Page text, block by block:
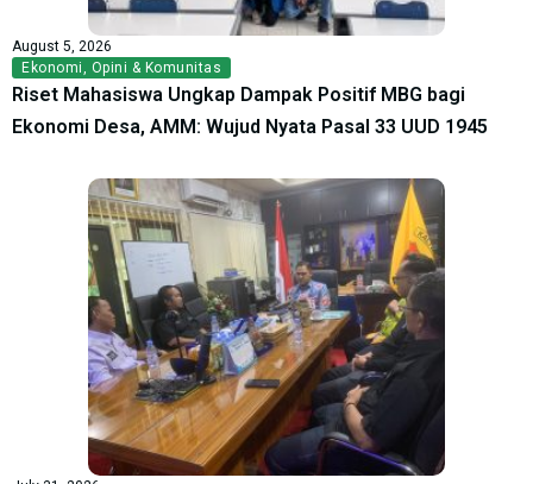
August 5, 2026
Ekonomi, Opini & Komunitas
Riset Mahasiswa Ungkap Dampak Positif MBG bagi
Ekonomi Desa, AMM: Wujud Nyata Pasal 33 UUD 1945